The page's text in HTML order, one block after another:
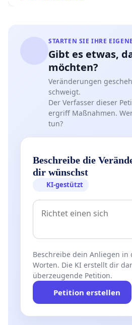
STARTEN SIE IHRE
Gibt es etwas,
möchten?
Veränderungen
schweigt.
Der Verfasser dieser
ergriff Maßnahmen.
tun?
Beschreibe die
dir wünschst
KI-gestützt
Beschreibe dein Anliegen in
Worten. Die KI erstellt dir
überzeugende Petition.
Petition erstellen